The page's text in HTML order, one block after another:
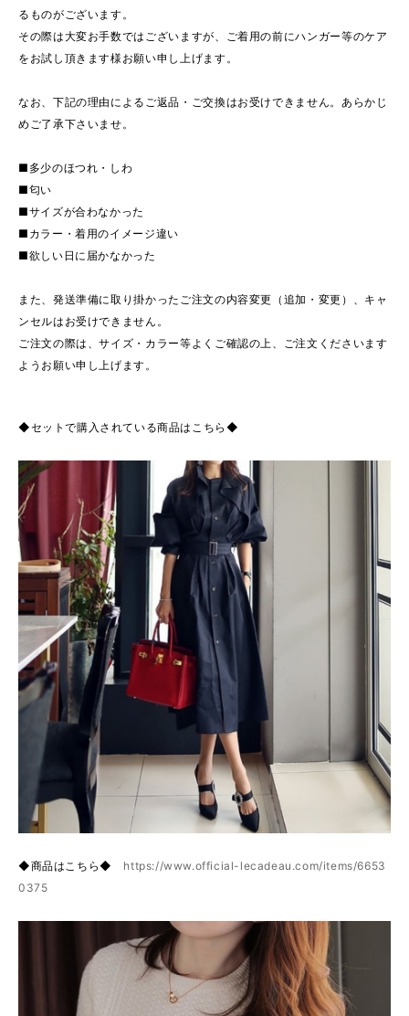
るものがございます。
その際は大変お手数ではございますが、ご着用の前にハンガー等のケア
をお試し頂きます様お願い申し上げます。
なお、下記の理由によるご返品・ご交換はお受けできません。あらかじ
めご了承下さいませ。
■多少のほつれ・しわ
■匂い
■サイズが合わなかった
■カラー・着用のイメージ違い
■欲しい日に届かなかった
また、発送準備に取り掛かったご注文の内容変更（追加・変更）、キャ
ンセルはお受けできません。
ご注文の際は、サイズ・カラー等よくご確認の上、ご注文くださいます
ようお願い申し上げます。
◆セットで購入されている商品はこちら◆
◆商品はこちら◆ https://www.official-lecadeau.com/items/6653
0375